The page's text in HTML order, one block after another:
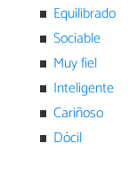
Equilibrado
Sociable
Muy fiel
Inteligente
Cariñoso
Dócil